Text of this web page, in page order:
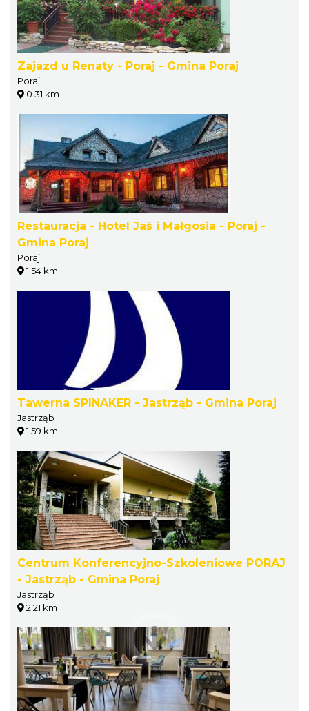
Zajazd u Renaty - Poraj - Gmina Poraj
Poraj
0.31 km
Restauracja - Hotel Jaś i Małgosia - Poraj -
Gmina Poraj
Poraj
1.54 km
Tawerna SPINAKER - Jastrząb - Gmina Poraj
Jastrząb
1.59 km
Centrum Konferencyjno-Szkoleniowe PORAJ
- Jastrząb - Gmina Poraj
Jastrząb
2.21 km